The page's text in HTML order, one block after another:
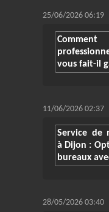
25/06/2026 06:19
vous fait-il
11/06/2026 02:37
Service de
à Dijon :
bureaux
28/05/2026 03:40